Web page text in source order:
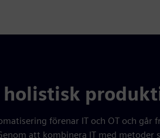
förenar IT och OT och
att kombinera IT med metoder